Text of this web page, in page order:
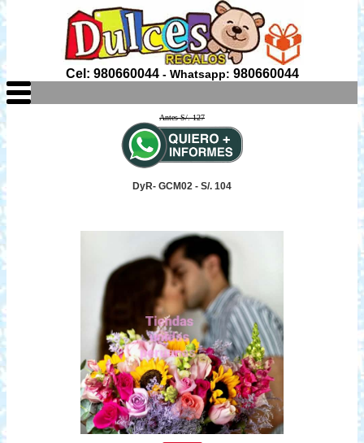
Cel: 980660044- Whatsapp: 980660044
Antes S/. 127
DyR- GCM02 - S/. 104